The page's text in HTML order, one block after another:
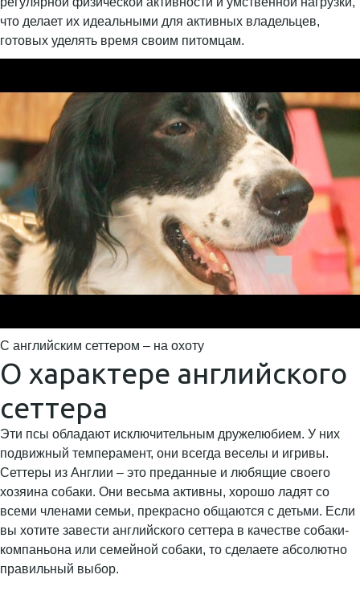
что делает их идеальными для активных владельцев,
готовых уделять время своим питомцам.
С английским сеттером – на охоту
О характере английского
сеттера
Эти псы обладают исключительным дружелюбием. У них
подвижный темперамент, они всегда веселы и игривы.
Сеттеры из Англии – это преданные и любящие своего
хозяина собаки. Они весьма активны, хорошо ладят со
всеми членами семьи, прекрасно общаются с детьми. Если
вы хотите завести английского сеттера в качестве собаки-
компаньона или семейной собаки, то сделаете абсолютно
правильный выбор.